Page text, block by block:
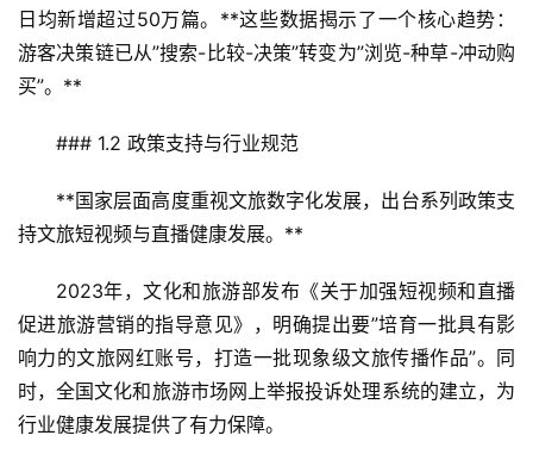
日均新增超过50万篇。**这些数据揭示了一个核心趋势：
游客决策链已从”搜索-比较-决策”转变为”浏览-种草-冲动购
买”。**
### 1.2 政策支持与行业规范
**国家层面高度重视文旅数字化发展，出台系列政策支
持文旅短视频与直播健康发展。**
2023年，文化和旅游部发布《关于加强短视频和直播
促进旅游营销的指导意见》，明确提出要”培育一批具有影
响力的文旅网红账号，打造一批现象级文旅传播作品”。同
时，全国文化和旅游市场网上举报投诉处理系统的建立，为
行业健康发展提供了有力保障。